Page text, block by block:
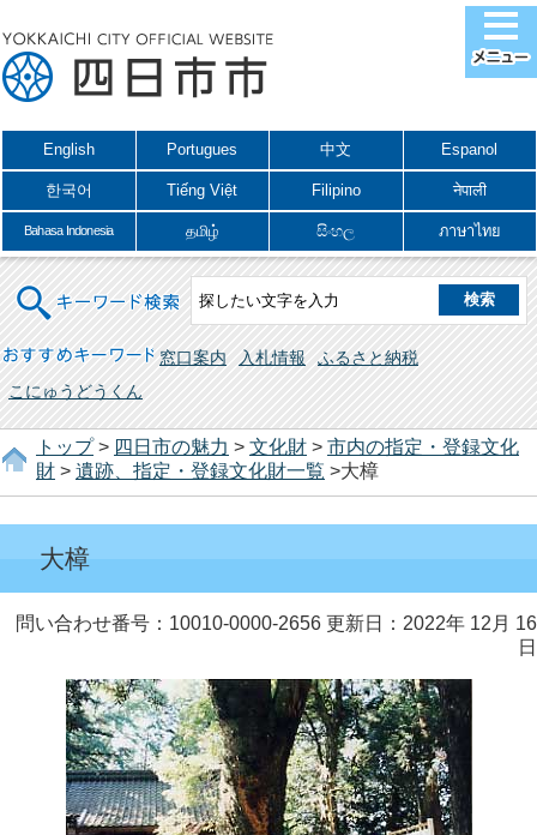
English Portugues 中文 Espanol
한국어 Tiếng Việt Filipino नेपाली
Bahasa Indonesia தமிழ் සිංහල ภาษาไทย
キーワード検索
おすすめキーワード 窓口案内 入札情報
ふるさと納税
こにゅうどうくん
トップ> 四日市の魅力 > 文化財 > 市内の指定・登録文化
財 > 遺跡、指定・登録文化財一覧 >大樟
大樟
問い合わせ番号：10010-0000-2656 更新日：2022年 12月 16
日